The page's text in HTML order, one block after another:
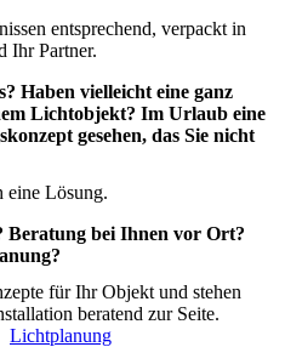
entsprechend, verpackt in
Ihr Partner.
Haben vielleicht eine ganz
Lichtobjekt? Im Urlaub eine
gesehen, das Sie nicht
eine Lösung.
Beratung bei Ihnen vor Ort?
für Ihr Objekt und stehen
beratend zur Seite.
Lichtplanung